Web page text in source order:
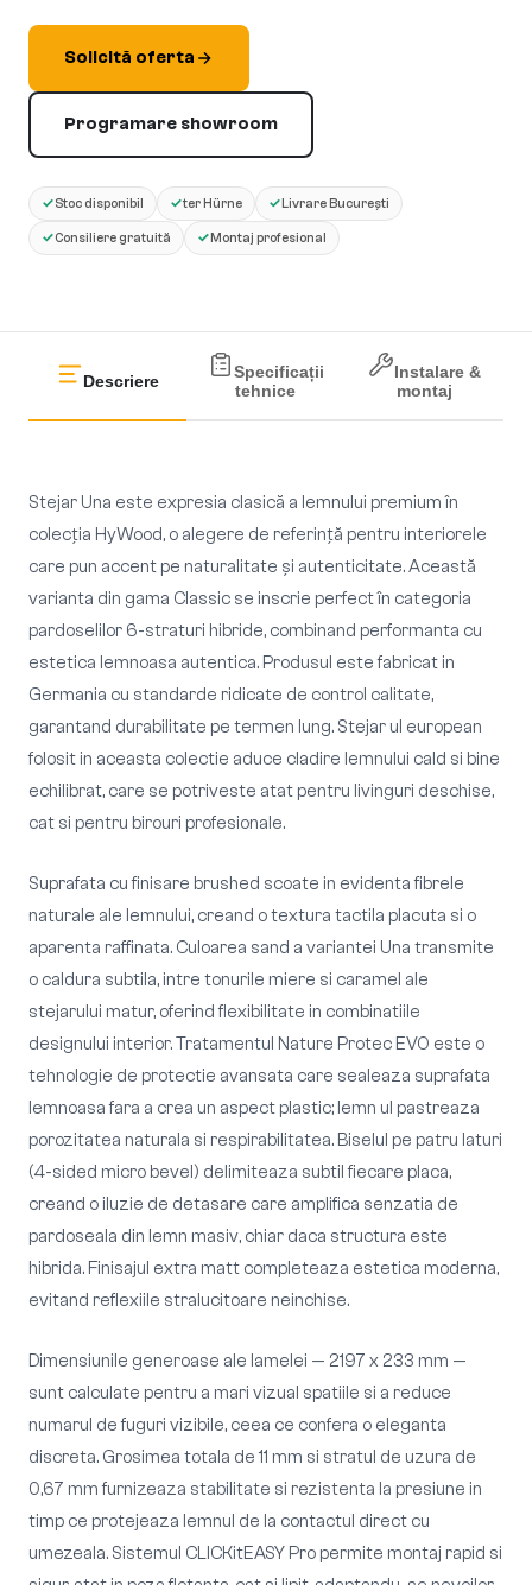
Solicită oferta
Programare showroom
✓Stoc disponibil ✓ter Hürne ✓ Livrare București
✓Consiliere gratuită ✓ Montaj profesional
Descriere
Specificații
tehnice
Instalare &
montaj
Stejar Una este expresia clasică a lemnului premium în
colecția HyWood, o alegere de referință pentru interiorele
care pun accent pe naturalitate și autenticitate. Această
varianta din gama Classic se inscrie perfect în categoria
pardoselilor 6-straturi hibride, combinand performanta cu
estetica lemnoasa autentica. Produsul este fabricat in
Germania cu standarde ridicate de control calitate,
garantand durabilitate pe termen lung. Stejar ul european
folosit in aceasta colectie aduce cladire lemnului cald si bine
echilibrat, care se potriveste atat pentru livinguri deschise,
cat si pentru birouri profesionale.
Suprafata cu finisare brushed scoate in evidenta fibrele
naturale ale lemnului, creand o textura tactila placuta si o
aparenta raffinata. Culoarea sand a variantei Una transmite
o caldura subtila, intre tonurile miere si caramel ale
stejarului matur, oferind flexibilitate in combinatiile
designului interior. Tratamentul Nature Protec EVO este o
tehnologie de protectie avansata care sealeaza suprafata
lemnoasa fara a crea un aspect plastic; lemn ul pastreaza
porozitatea naturala si respirabilitatea. Biselul pe patru laturi
(4-sided micro bevel) delimiteaza subtil fiecare placa,
creand o iluzie de detasare care amplifica senzatia de
pardoseala din lemn masiv, chiar daca structura este
hibrida. Finisajul extra matt completeaza estetica moderna,
evitand reflexiile stralucitoare neinchise.
Dimensiunile generoase ale lamelei — 2197 x 233 mm —
sunt calculate pentru a mari vizual spatiile si a reduce
numarul de fuguri vizibile, ceea ce confera o eleganta
discreta. Grosimea totala de 11 mm si stratul de uzura de
0,67 mm furnizeaza stabilitate si rezistenta la presiune in
timp ce protejeaza lemnul de la contactul direct cu
umezeala. Sistemul CLICKitEASY Pro permite montaj rapid si